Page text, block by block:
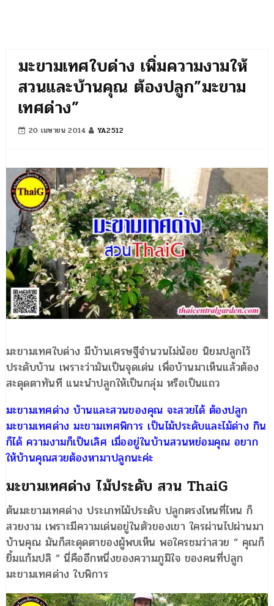
มะขามเทศใบด่าง เพิ่มความงามให้
สวนและบ้านคุณ ต้องปลูก”มะขาม
เทศด่าง”
20 เมษายน 2014 YA2512
มะขามเทศใบด่าง มีบ้านเศรษฐีจำนวนไม่น้อย นิยมปลูกไว้
ประดับบ้าน เพราะว่ามันเป็นจุดเด่น เพื่อบ้านมาเห็นแล้วต้อง
สะดุดตาทันที แนะนำปลูกให้เป็นกลุ่ม หรือเป็นแถว
มะขามเทศด่าง บ้านและสวนของคุณ จะสวยได้ ต้องปลูก
มะขามเทศด่าง มะขามเทศพิการ เป็นไม้ประดับและไม้ด่าง กิน
ก็ได้ ความงามก็เป็นเลิศ เมื่ออยู่ในบ้านสวนหย่อมคุณ อยาก
ให้บ้านคุณสวยต้องหามาปลูกนะค่ะ
มะขามเทศด่าง ไม้ประดับ สวน ThaiG
ต้นมะขามเทศด่าง ประเภทไม้ประดับ ปลูกตรงไหนที่ไหน ก็
สวยงาม เพราะมีความเด่นอยู่ในตัวของเขา ใครผ่านไปผ่านมา
บ้านคุณ มันก็สะดุดตาของผู้พบเห็น พอใครชมว่าสวย ” คุณก็
ยิ้มแก้มปลิ ” นี่คืออีกหนึ่งของความภูมิใจ ของคนที่ปลูก
มะขามเทศด่าง ใบพิการ